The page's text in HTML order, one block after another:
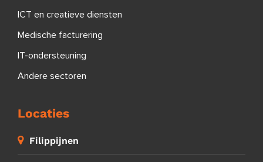
ICT en creatieve diensten
Medische facturering
IT-ondersteuning
Andere sectoren
Locaties
Filippijnen